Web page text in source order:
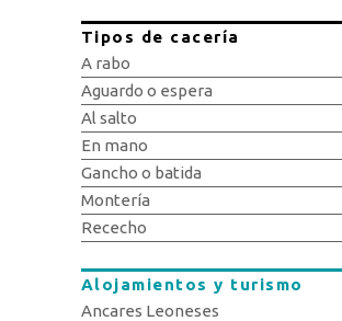
Tipos de cacería
A rabo
Aguardo o espera
Al salto
En mano
Gancho o batida
Montería
Rececho
Alojamientos y turismo
Ancares Leoneses